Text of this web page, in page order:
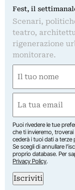
Fest, il
Scenari,
teatro,
rigenerazione
monitorare.
(Required)
First
(Required)
Puoi rivedere le tue
che ti invieremo,
cederà i tuoi dati a terze
Se scegli di annullare
proprio database. Per
Privacy Policy.
Iscriviti